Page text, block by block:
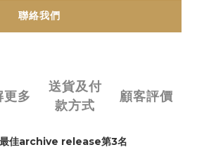
聯絡我們
更多
送貨及付
款方式
顧客評價
佳archive release第3名